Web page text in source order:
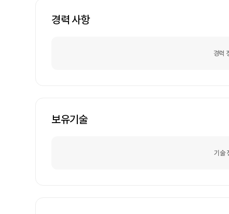
경력 사항
경력
보유기술
기술